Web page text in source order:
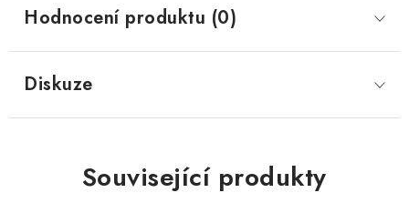
Hodnocení produktu (0)
Diskuze
Související produkty